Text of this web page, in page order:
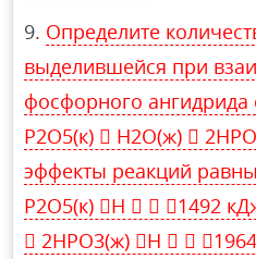
Определите
выделившейся при
фосфорного ангидрида
P2O5(к)  H2O(ж) 
эффекты реакций равны
P2O5(к) H   1492
 2HPO3(ж) H  